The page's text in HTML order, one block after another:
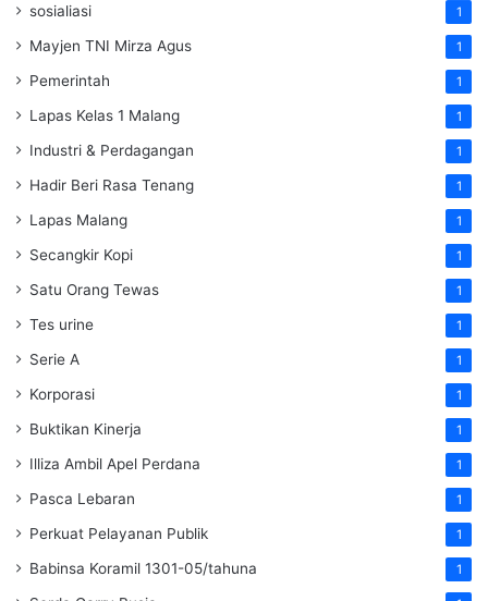
sosialiasi 1
Mayjen TNI Mirza Agus 1
Pemerintah 1
Lapas Kelas 1 Malang 1
Industri & Perdagangan 1
Hadir Beri Rasa Tenang 1
Lapas Malang 1
Secangkir Kopi 1
Satu Orang Tewas 1
Tes urine 1
Serie A 1
Korporasi 1
Buktikan Kinerja 1
Illiza Ambil Apel Perdana 1
Pasca Lebaran 1
Perkuat Pelayanan Publik 1
Babinsa Koramil 1301-05/tahuna 1